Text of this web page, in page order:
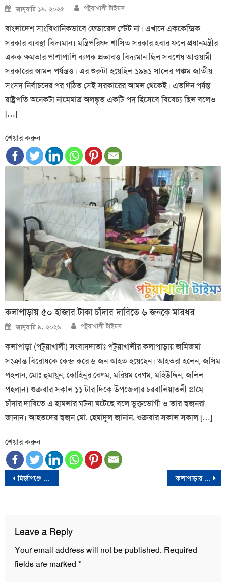
Posted
on
জানুয়ারি ১৬, ২০২৫ Author
পটুয়াখালী টাইমস
বাংলাদেশ সাংবিধানিকভাবে ফেডারেল স্টেট না। এখানে এককেন্দ্রিক
সরকার ব্যবস্থা বিদ্যমান। মন্ত্রিপরিষদ শাসিত সরকার হবার ফলে প্রধানমন্ত্রীর
একক ক্ষমতার পাশাপাশি ব্যপক প্রভাবও বিদ্যমান ছিল সবশেষ আওয়ামী
সরকারের আমল পর্যন্তও। এর শুরুটা হয়েছিল ১৯৯১ সালের পঞ্চম জাতীয়
সংসদ নির্বাচনের পর গঠিত সেই সরকারের আমল থেকেই। এতদিন পর্যন্ত
রাষ্ট্রপতি অনেকটা নামেমাত্র অলঙ্কৃত একটি পদ হিসেবে বিবেচ্য ছিল বলেও
[…]
শেয়ার করুন
কলাপাড়ায় ৫০ হাজার টাকা চাঁদার দাবিতে ৬ জনকে মারধর
Posted
on
জানুয়ারি ৯, ২০২৬ Author
পটুয়াখালী টাইমস
কলাপাড়া (পটুয়াখালী) সংবাদদাতাঃ পটুয়াখালীর কলাপাড়ায় জমিজমা
সংক্রান্ত বিরোধকে কেন্দ্র করে ৬ জন আহত হয়েছেন। আহতরা হলেন, জসিম
পহলান, মোঃ হুমায়ুন, কোহিনুর বেগম, মরিয়ম বেগম, মহিউদ্দিন, জলিল
পহলান। শুক্রবার সকাল ১১ টার দিকে উপজেলার চরবালিয়াতলী গ্রামে
চাঁদার দাবিতে এ হামলার ঘটনা ঘটেছে বলে ভুক্তভোগী ও তার স্বজনরা
জানান। আহতদের স্বজন মো. হেমাদুল জানান, শুক্রবার সকাল সকাল […]
শেয়ার করুন
Post
মির্জাগঞ্জে বিএনপি নেতাকর্মী ও প্রশাসনের সঙ্গে স্হানীয় সংসদ সদস্যের মতবিনিময় সভা কলাপাড়ায় কোডেকের উদ্যোগে শিক্ষা উপকরণ বিতরণ, উচ্ছ্বসিত কোমলমতি শিক্ষার্থীরা
Leave a Reply
Your email address will not be published. Required
fields are marked *